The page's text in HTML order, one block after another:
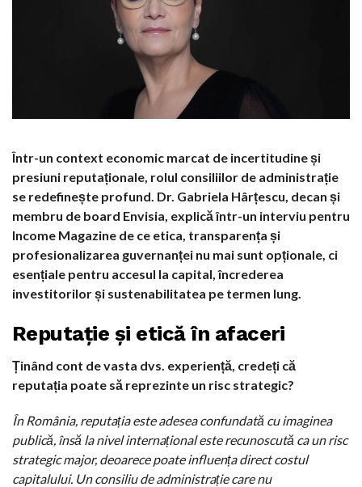
Într-un context economic marcat de incertitudine și
presiuni reputaționale, rolul consiliilor de administrație
se redefinește profund. Dr. Gabriela Hârțescu, decan și
membru de board Envisia, explică într-un interviu pentru
Income Magazine de ce etica, transparența și
profesionalizarea guvernanței nu mai sunt opționale, ci
esențiale pentru accesul la capital, încrederea
investitorilor și sustenabilitatea pe termen lung.
Reputație și etică în afaceri
Ținând cont de vasta dvs. experiență, credeți că
reputația poate să reprezinte un risc strategic?
În România, reputația este adesea confundată cu imaginea
publică, însă la nivel internațional este recunoscută ca un risc
strategic major, deoarece poate influența direct costul
capitalului. Un consiliu de administrație care nu